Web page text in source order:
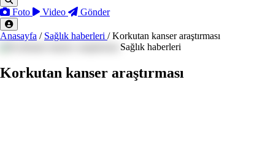
Foto Video Gönder
Anasayfa / Sağlık haberleri / Korkutan kanser araştırması
Sağlık haberleri
Korkutan kanser araştırması